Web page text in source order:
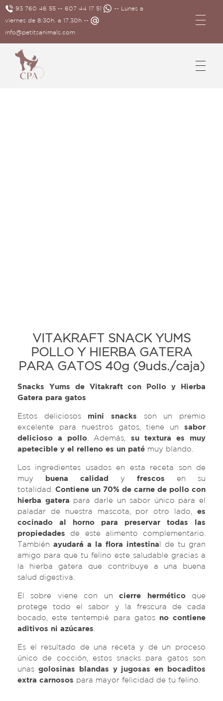
93 760 46 55 -- 607 44 17 51 -- Lunes a
viernes de 8:30h. a 17.30h --
info@petitsanimals.com
VITAKRAFT SNACK YUMS
POLLO Y HIERBA GATERA
PARA GATOS 40g (9uds./caja)
Snacks Yums de Vitakraft con Pollo y Hierba
Gatera para gatos
Estos deliciosos mini snacks son un premio
excelente para nuestros gatos, tiene un sabor
delicioso a pollo . Además,
su textura es muy
apetecible y el relleno es un paté muy blando.
Los ingredientes usados en esta receta son de
muy
buena calidad y frescos en su
totalidad. Contiene un 70% de carne de pollo con
hierba gatera para darle un sabor único para el
paladar de nuestra mascota, por otro lado, es
cocinado al horno para preservar todas las
propiedades de este alimento complementario.
También ayudará a la flora intestina l de tu gran
amigo para que tu felino este saludable gracias a
la hierba gatera que contribuye a una buena
salud digestiva.
El sobre viene con un cierre herméticoque
protege todo el sabor y la frescura de cada
bocado, este tentempié para gatos no contiene
aditivos ni azúcares
Es el resultado de una receta y de un proceso
único de cocción, estos snacks para gatos son
unas golosinas blandas y jugosas en bocaditos
extra carnosos para mayor felicidad de tu felino.